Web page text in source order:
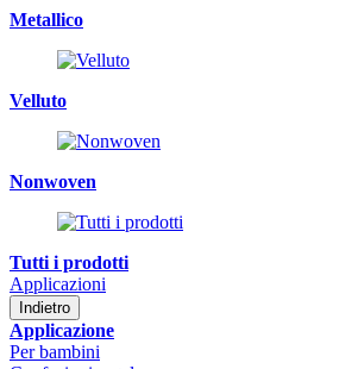
Metallico
Velluto
Nonwoven
Tutti i prodotti
Applicazioni
Indietro
Applicazione
Per bambini